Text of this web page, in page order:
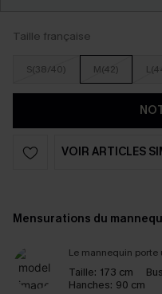
Taille française
S(38/40) M(42)
VOIR ARTICLES
Mensurations du
Le mannequin porte
Taille: 173 cm
Hanches: 90 cm